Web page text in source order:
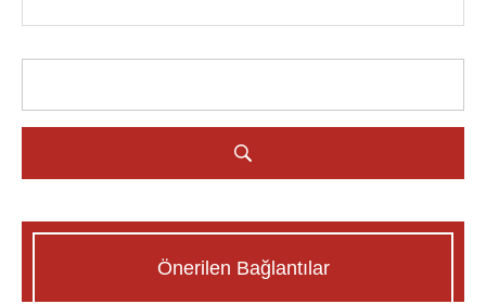
Önerilen Bağlantılar